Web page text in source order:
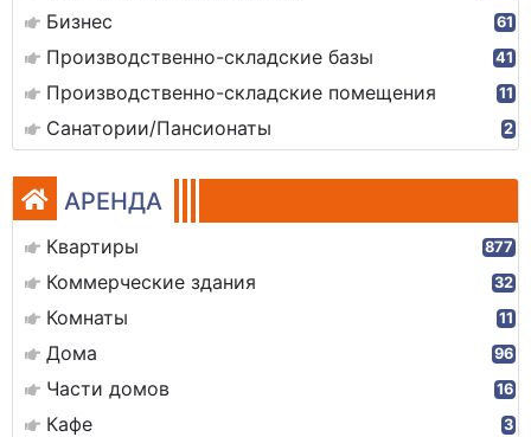
Бизнес 61
Производственно-складские базы 41
Производственно-складские помещения 11
Санатории/Пансионаты 2
АРЕНДА
Квартиры 877
Коммерческие здания 32
Комнаты 11
Дома 96
Части домов 16
Кафе 3